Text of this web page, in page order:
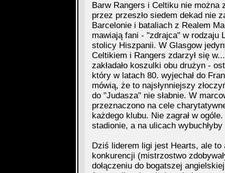
Barw Rangers i Celtiku nie można
przez przeszło siedem dekad nie
Barcelonie i bataliach z Realem
mawiają fani - "zdrajca" w rodzaju
stolicy Hiszpanii. W Glasgow
Celtikiem i Rangers zdarzył się
zakładało koszulki obu drużyn -
który w latach 80. wyjechał do
mówią, że to najsłynniejszy
do "Judasza" nie słabnie. W
przeznaczono na cele
każdego klubu. Nie zagrał w
stadionie, a na ulicach
Dziś liderem ligi jest Hearts, ale
konkurencji (mistrzostwo
dołączeniu do bogatszej